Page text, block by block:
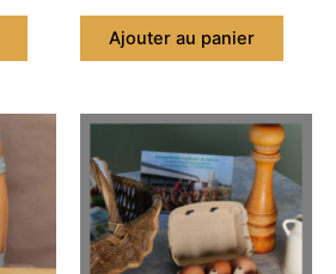
Ajouter au panier